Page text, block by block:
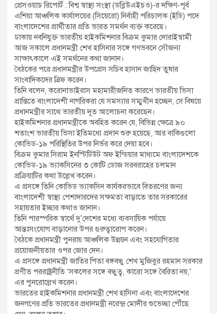
প্রেসওয়াচ রিপোর্ট : বিশ্ব স্বাস্থ্য সংস্থা (ডব্লিউএইচও)-র দক্ষিণ-পূর্ব
এশিয়া আঞ্চলিক কার্যালয়ের (সিয়েরো) নির্বাহী পরিচালক (ইডি) পদে
বাংলাদেশের প্রার্থীতার প্রতি ভারত সমর্থন ব্যক্ত করেছে।
ঢাকায় নবনিযুক্ত ভারতীয় হাইকমিশনার বিক্রম কুমার দোরাইস্বামী
আজ সকালে প্রধানমন্ত্রী শেখ হাসিনার সঙ্গে গণভবনে সৌজন্য
সাক্ষাৎকালে এই সমর্থনের কথা জানান।
বৈঠকের পরে প্রধানমন্ত্রীর উপপ্রেস সচিব হাসান জাহিদ তুষার
সাংবাদিকদের ব্রিফ করেন।
তিনি বলেন, করোনাভাইরাস মহামারীজনিত কারণে ভারতীয় ভিসা
প্রাপ্তিতে বাংলাদেশী নাগরিকরা যে সমস্যার সম্মুখীন হচ্ছেন, সে বিষয়ে
প্রধানমন্ত্রীর সাথে ভারতীয় দূত আলোচনা করেছেন।
হাইকমিশনার প্রধানমন্ত্রীকে অবহিত করেন যে, বিভিন্ন ক্ষেত্রে ৯০
শতাংশ ভারতীয় ভিসা ইতিমধ্যে প্রদান শুরু হয়েছে, আর বাকিগুলো
কোভিড-১৯ পরিস্থিতির উপর নির্ভর করে দেয়া হবে।
বিক্রম কুমার সিরাম ইনস্টিটিউট অফ ইন্ডিয়ার মাধ্যমে বাংলাদেশকে
কোভিড-১৯ ভ্যাকসিনের ৩ কোটি ডোজ সরবরাহের চলমান
প্রক্রিয়াটির কথা উল্লেখ করেন।
এ প্রসঙ্গে তিনি কোভিড ভ্যাকসিন কার্যকরভাবে বিতরণের জন্য
বাংলাদেশী স্বাস্থ্য পেশাদারদের সক্ষমতা বাড়াতে তার সরকারের
সহায়তার ইচ্ছার কথাও জানান।
তিনি পারস্পরিক স্বার্থে দু’দেশের মধ্যে ব্যবসায়িক পর্যায়ে
আন্তঃসংযোগ বাড়ানোর উপর গুরুত্বারোপ করেন।
বৈঠকে প্রধানমন্ত্রী পুনরায় আঞ্চলিক উন্নয়ন এবং সহযোগিতার
প্রয়োজনীয়তার ওপর জোর দেন।
এ প্রসঙ্গে প্রধানমন্ত্রী জাতির পিতা বঙ্গবন্ধু শেখ মুজিবুর রহমান সরকার
প্রণীত পররাষ্ট্রনীতি ‘সকলের সঙ্গে বন্ধুত্ব, কারো সঙ্গে বৈরিতা নয়,’
এর পুনরোল্লেখ করেন।
ভারতের হাইকমিশনার প্রধানমন্ত্রী শেখ হাসিনা এবং বাংলাদেশের
জনগণের প্রতি ভারতের প্রধানমন্ত্রী নরেন্দ্র মোদীর শুভেচ্ছা পৌঁছে